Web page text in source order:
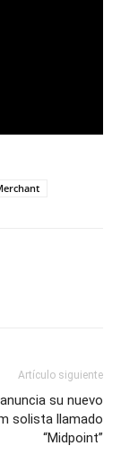
Artículo siguiente
su nuevo
solista llamado
“Midpoint”